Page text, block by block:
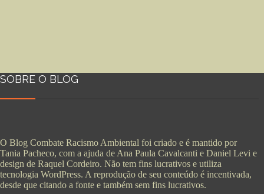
SOBRE O BLOG
O Blog Combate Racismo Ambiental foi criado e é mantido por
Tania Pacheco, com a ajuda de Ana Paula Cavalcanti e Daniel Levi e
design de Raquel Cordeiro. Não tem fins lucrativos e utiliza
tecnologia WordPress. A reprodução de seu conteúdo é incentivada,
desde que citando a fonte e também sem fins lucrativos.